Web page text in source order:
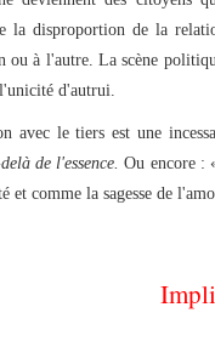
la disproportion de la
ou à l'autre. La scène
l'unicité d'autrui.
avec le tiers est une
de l'essence. Ou encore :
et comme la sagesse de